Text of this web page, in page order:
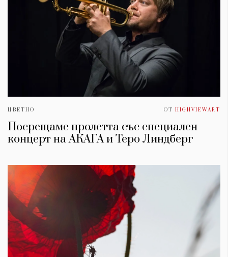
ЦВЕТНО ОТ HIGHVIEWART
Посрещаме пролетта със специален
концерт на АКАГА и Теро Линдберг